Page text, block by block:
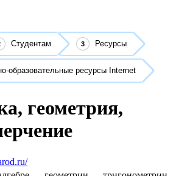
Студентам Ресурсы
образовательные ресурсы Internet
геометрия,